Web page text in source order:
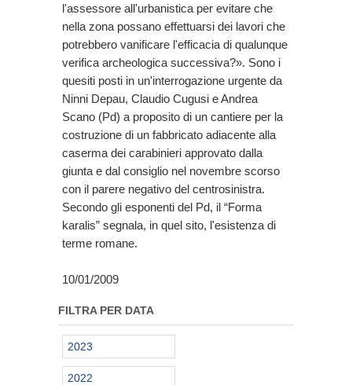
l'assessore all'urbanistica per evitare che
nella zona possano effettuarsi dei lavori che
potrebbero vanificare l'efficacia di qualunque
verifica archeologica successiva?». Sono i
quesiti posti in un'interrogazione urgente da
Ninni Depau, Claudio Cugusi e Andrea
Scano (Pd) a proposito di un cantiere per la
costruzione di un fabbricato adiacente alla
caserma dei carabinieri approvato dalla
giunta e dal consiglio nel novembre scorso
con il parere negativo del centrosinistra.
Secondo gli esponenti del Pd, il “Forma
karalis” segnala, in quel sito, l'esistenza di
terme romane.
10/01/2009
FILTRA PER DATA
2023
2022